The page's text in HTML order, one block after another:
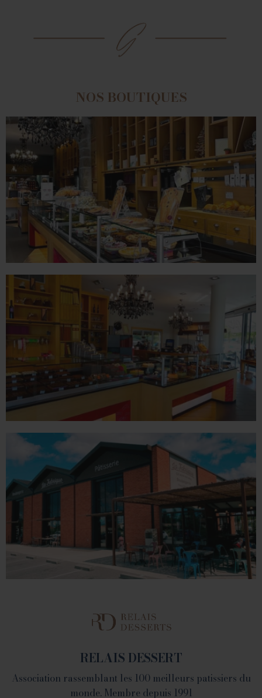
NOS BOUTIQUES
ROMANS
78 place Jean Jaurès - 26100 Romans sur Isère
Tél. 04 75 02 26 80
VALENCE
1 place du Champ de Mars - 26000 Valence
Tél. 04 75 60 90 28
1082 Chemin de Devienne - 26100 Romans sur Isère
RELAIS DESSERT
Association rassemblant les 100 meilleurs patissiers du
monde. Membre depuis 1991